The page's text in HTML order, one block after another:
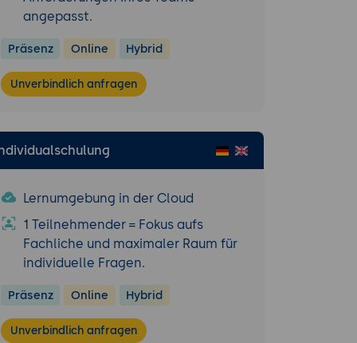
und Module
von Code
mit
in
angepasst.
Präsenz Online Hybrid
Unverbindlich anfragen
Lernumgebung in der Cloud
1 Teilnehmender = Fokus aufs
Fachliche und maximaler Raum für
individuelle Fragen.
Präsenz Online Hybrid
Unverbindlich anfragen